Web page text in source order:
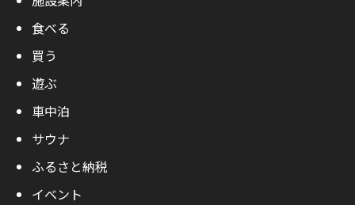
食べる
買う
遊ぶ
車中泊
サウナ
ふるさと納税
イベント